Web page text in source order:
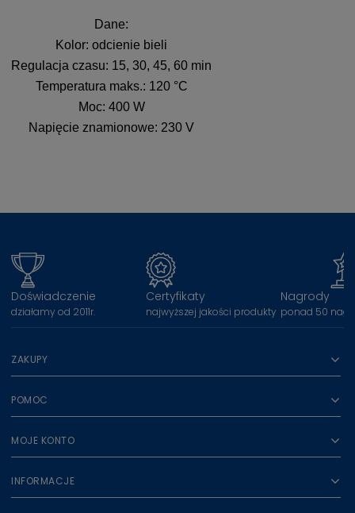
Dane:
Kolor: odcienie bieli
Regulacja czasu: 15, 30, 45, 60 min
Temperatura maks.: 120 °C
Moc: 400 W
Napięcie znamionowe: 230 V
Doświadczenie
działamy od 2011r.
Certyfikaty
najwyższej jakości produkty
Nagrody
ponad 50
ZAKUPY
POMOC
MOJE KONTO
INFORMACJE